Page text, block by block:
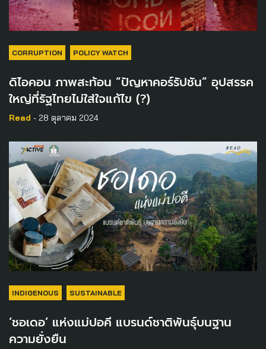
CORRUPTION POLICY WATCH
ดิไอคอน ภาพสะท้อน “ปัญหาคอร์รัปชัน” อุปสรรค
ใหญ่ที่รัฐไทยไม่ใส่ใจแก้ไข (?)
Read - 28 ตุลาคม 2024
INDIGENOUS SUSTAINABLE
‘ชอเดอ’ แห่งแม่ปอคี แบรนด์ชาติพันธุ์บนฐาน
ความยั่งยืน